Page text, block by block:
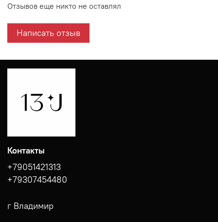
Отзывов еще никто не оставлял
Написать отзыв
Контакты
+79051421313
+79307454480
г Владимир